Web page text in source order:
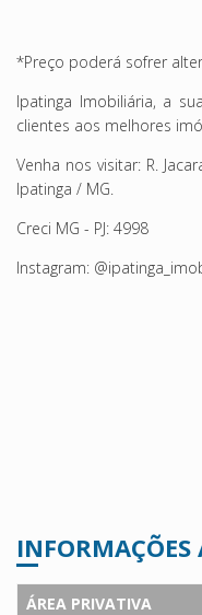
*Preço poderá sofrer
Ipatinga Imobiliária, a
clientes aos melhores
Venha nos visitar: R.
Ipatinga / MG.
Creci MG - PJ: 4998
Instagram:
ÁREA PRIVATIVA